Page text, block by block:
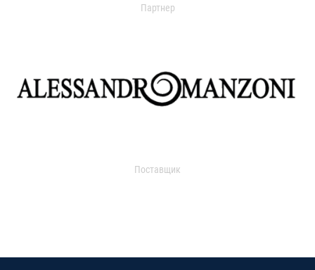
Партнер
Поставщик